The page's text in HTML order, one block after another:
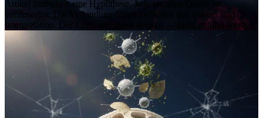
Artikel formuliert eine Hypothese. Jede einzelne Quelle ist
verifizierbar. Die Verbindungslinien zwischen den Fakten sind
Interpretation. Der Leser soll selbst denken — nicht geführt werden.